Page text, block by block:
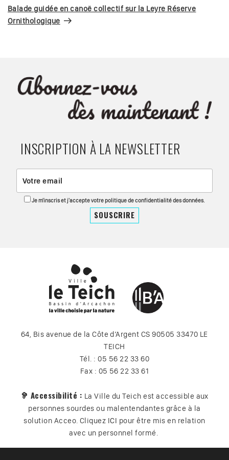
suivant
Balade guidée en canoë collectif sur la Leyre Réserve
Ornithologique
INSCRIPTION À LA NEWSLETTER
Je m'inscris et j'accepte votre politique de confidentialité des données.
64, Bis avenue de la Côte d’Argent CS 90505 33470 LE
TEICH
Tél. : 05 56 22 33 60
Fax : 05 56 22 33 61
🦻 Accessibilité : La Ville du Teich est accessible aux
personnes sourdes ou malentendantes grâce à la
solution Acceo. Cliquez ICI pour être mis en relation
avec un personnel formé.